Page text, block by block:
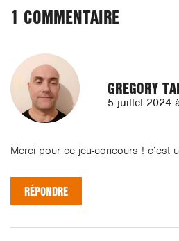
1 COMMENTAIRE
GREGORY
5 juillet 2024
Merci pour ce jeu-concours ! c’est
RÉPONDRE